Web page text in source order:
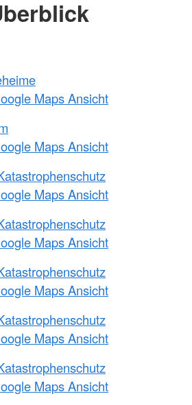
Maps Ansicht
Maps Ansicht
Maps Ansicht
Maps Ansicht
Maps Ansicht
Maps Ansicht
Maps Ansicht